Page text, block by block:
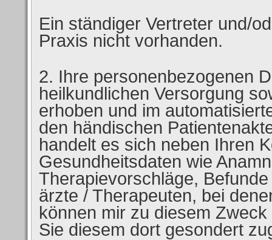
Ein ständiger Vertreter und/
Praxis nicht vorhanden.
Ihre personenbezogenen
heilkundlichen Versorgung
erhoben und im
den händischen
handelt es sich neben Ihren
Gesundheitsdaten wie
Therapievorschläge,
ärzte / Therapeuten, bei
können mir zu diesem
Sie diesem dort gesondert